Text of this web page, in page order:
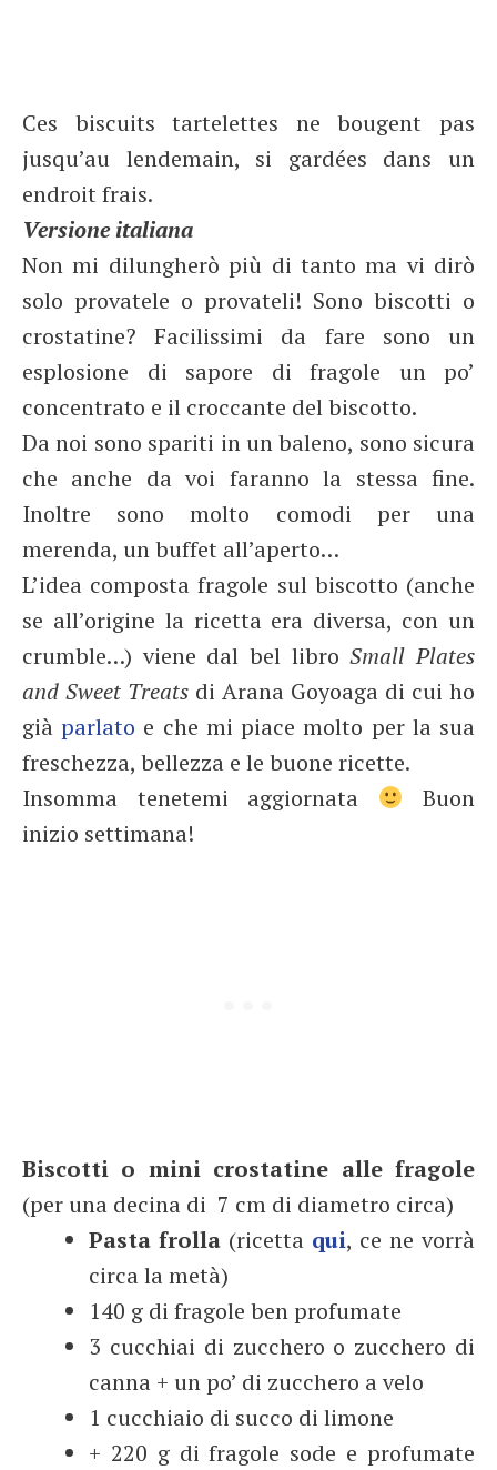
Ces biscuits tartelettes ne bougent pas
jusqu’au lendemain, si gardées dans un
endroit frais.
Versione italiana
Non mi dilungherò più di tanto ma vi dirò
solo provatele o provateli! Sono biscotti o
crostatine? Facilissimi da fare sono un
esplosione di sapore di fragole un po’
concentrato e il croccante del biscotto.
Da noi sono spariti in un baleno, sono sicura
che anche da voi faranno la stessa fine.
Inoltre sono molto comodi per una
merenda, un buffet all’aperto…
L’idea composta fragole sul biscotto (anche
se all’origine la ricetta era diversa, con un
crumble…) viene dal bel libroSmall Plates
and Sweet Treats di Arana Goyoaga di cui ho
giàparlato e che mi piace molto per la sua
freschezza, bellezza e le buone ricette.
Insomma tenetemi aggiornata
Buon
inizio settimana!
Biscotti o mini crostatine alle fragole
(per una decina di 7 cm di diametro circa)
Pasta frolla (ricetta qui, ce ne vorrà
circa la metà)
140 g di fragole ben profumate
3 cucchiai di zucchero o zucchero di
canna + un po’ di zucchero a velo
1 cucchiaio di succo di limone
+ 220 g di fragole sode e profumate